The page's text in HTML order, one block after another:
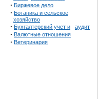
· Биржевое дело
· Ботаника и сельское
хозяйство
· Бухгалтерский учет и аудит
· Валютные отношения
· Ветеринария